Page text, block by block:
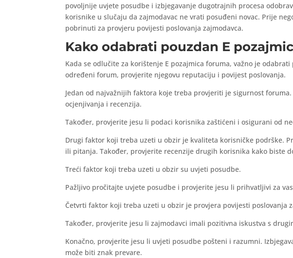
povoljnije uvjete posudbe i izbjegavanje dugotrajnih procesa
korisnike u slučaju da zajmodavac ne vrati posuđeni novac. Prije
pobrinuti za provjeru povijesti poslovanja zajmodavca.
Kako odabrati pouzdan E
Kada se odlučite za korištenje E pozajmica foruma, važno je
određeni forum, provjerite njegovu reputaciju i povijest poslovanja.
Jedan od najvažnijih faktora koje treba provjeriti je sigurnost
ocjenjivanja i recenzija.
Također, provjerite jesu li podaci korisnika zaštićeni i osigurani od
Drugi faktor koji treba uzeti u obzir je kvaliteta korisničke podrške.
ili pitanja. Također, provjerite recenzije drugih korisnika kako biste
Treći faktor koji treba uzeti u obzir su uvjeti posudbe.
Pažljivo pročitajte uvjete posudbe i provjerite jesu li prihvatljivi za
Četvrti faktor koji treba uzeti u obzir je provjera povijesti poslovanja
Također, provjerite jesu li zajmodavci imali pozitivna iskustva s
Konačno, provjerite jesu li uvjeti posudbe pošteni i razumni.
može biti znak prevare.